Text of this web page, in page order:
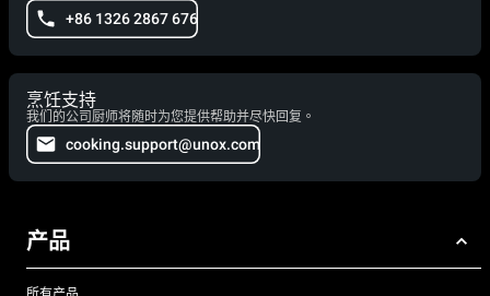
+86 1326 2867 676
烹饪支持
我们的公司厨师将随时为您提供帮助并尽快回复。
cooking.support@unox.com
产品